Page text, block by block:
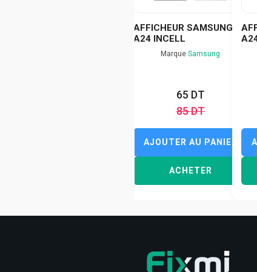
AFFICHEUR SAMSUNG
A24 INCELL
MarqueSamsung
65 DT
85 DT
AJOUTER AU PANIER
ACHETER